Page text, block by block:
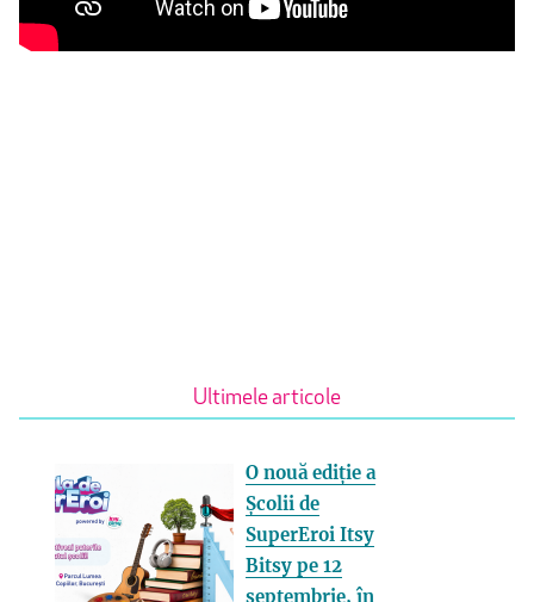
Ultimele articole
O nouă ediție a
Școlii de
SuperEroi Itsy
Bitsy pe 12
septembrie, în